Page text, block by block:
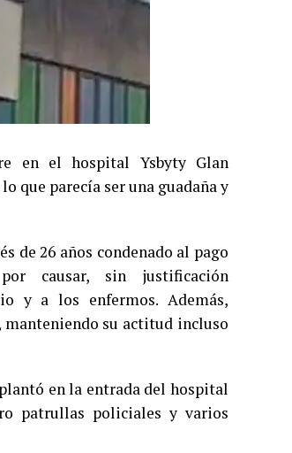
en el hospital Ysbyty Glan
que parecía ser una guadaña y
de 26 años condenado al pago
causar, sin justificación
y a los enfermos. Además,
manteniendo su actitud incluso
en la entrada del hospital
patrullas policiales y varios